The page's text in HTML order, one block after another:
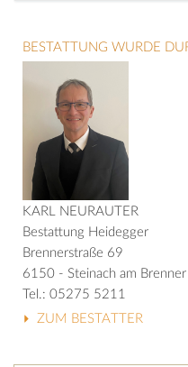
BESTATTUNG WURDE
KARL NEURAUTER
Bestattung Heidegger
Brennerstraße 69
6150 - Steinach am Brenner
Tel.: 05275 5211
ZUM BESTATTER